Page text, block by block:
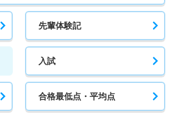
先輩体験記
入試
合格最低点・平均点